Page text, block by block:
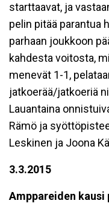
starttaavat, ja
pelin pitää parantua
parhaan joukkoon
kahdesta voitosta,
menevät 1-1,
jatkoerää/jatkoeriä
Lauantaina
Rämö ja
Leskinen ja Joona
3.3.2015
Amppareiden